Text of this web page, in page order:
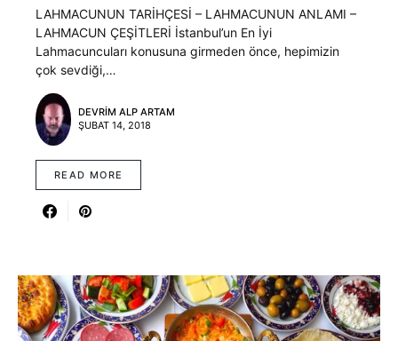
LAHMACUNUN TARİHÇESİ – LAHMACUNUN ANLAMI –
LAHMACUN ÇEŞİTLERİ İstanbul’un En İyi
Lahmacuncuları konusuna girmeden önce, hepimizin
çok sevdiği,…
DEVRIM ALP ARTAM
ŞUBAT 14, 2018
READ MORE